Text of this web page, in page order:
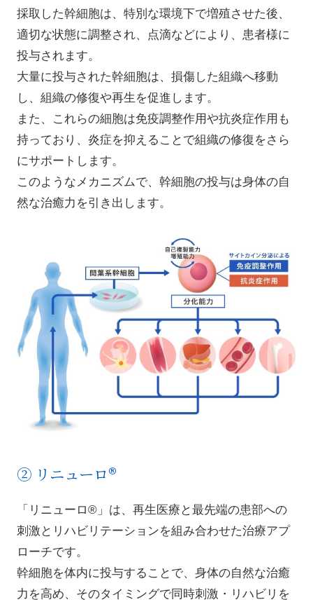
採取した幹細胞は、特別な環境下で増殖させた後、
適切な状態に調整され、点滴などにより、患者様に
投与されます。
大量に投与された幹細胞は、損傷した組織へ移動
し、組織の修復や再生を促進します。
また、これらの細胞は免疫調整作用や抗炎症作用も
持っており、炎症を抑えることで組織の修復をさら
にサポートします。
このようなメカニズムで、幹細胞の投与は身体の自
然な治癒力を引き出します。
② リニューロ®
「リニューロ®」は、再生医療と最先端の患部への
刺激とリハビリテーションを組み合わせた治療アプ
ローチです。
幹細胞を体内に投与することで、身体の自然な治癒
力を高め、そのタイミングで同時刺激・リハビリを